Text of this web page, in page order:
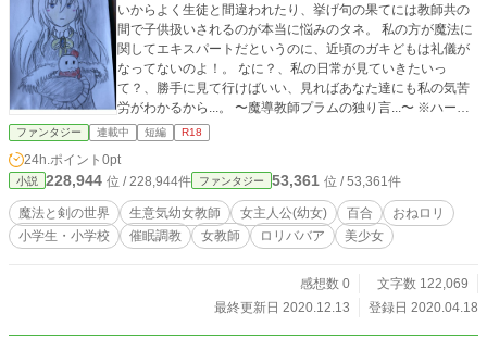
いからよく生徒と間違われたり、挙げ句の果てには教師共の
間で子供扱いされるのが本当に悩みのタネ。 私の方が魔法に
関してエキスパートだというのに、近頃のガキどもは礼儀が
なってないのよ！。 なに？、私の日常が見ていきたいっ
て？、勝手に見て行けばいい、見ればあなた達にも私の気苦
労がわかるから...。 〜魔導教師プラムの独り言...〜 ※ハーメ
ルンでも同じ物を投稿しています
ファンタジー 連載中 短編 R18
24h.ポイント 0pt
小説 228,944 位 / 228,944件 ファンタジー 53,361 位 / 53,361件
魔法と剣の世界 生意気幼女教師 女主人公(幼女) 百合
おねロリ
小学生・小学校
催眠調教 女教師 ロリババア 美少女
感想数 0
文字数 122,069
最終更新日 2020.12.13
登録日 2020.04.18